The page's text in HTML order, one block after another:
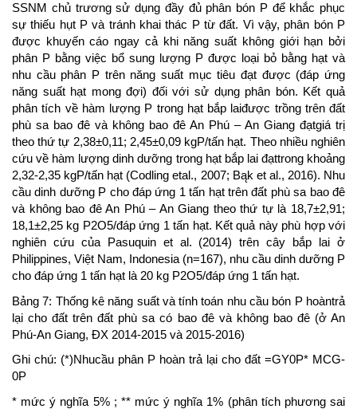
SSNM chủ trương sử dụng đầy đủ phân bón P để khắc phục
sự thiếu hụt P và tránh khai thác P từ đất. Vì vậy, phân bón P
được khuyến cáo ngay cả khi năng suất không giới hạn bởi
phân P bằng việc bổ sung lượng P được loại bỏ bằng hạt và
nhu cầu phân P trên năng suất mục tiêu đạt được (đáp ứng
năng suất hạt mong đợi) đối với sử dụng phân bón. Kết quả
phân tích về hàm lượng P trong hạt bắp laiđược trồng trên đất
phù sa bao đê và không bao đê An Phú – An Giang đạtgiá trị
theo thứ tự 2,38±0,11; 2,45±0,09 kgP/tấn hạt. Theo nhiều nghiên
cứu về hàm lượng dinh dưỡng trong hạt bắp lai đạttrong khoảng
2,32-2,35 kgP/tấn hạt (Codling etal., 2007; Bąk et al., 2016). Nhu
cầu dinh dưỡng P cho đáp ứng 1 tấn hạt trên đất phù sa bao đê
và không bao đê An Phú – An Giang theo thứ tự là 18,7±2,91;
18,1±2,25 kg P2O5/đáp ứng 1 tấn hạt. Kết quả này phù hợp với
nghiên cứu của Pasuquin et al. (2014) trên cây bắp lai ở
Philippines, Việt Nam, Indonesia (n=167), nhu cầu dinh dưỡng P
cho đáp ứng 1 tấn hạt là 20 kg P2O5/đáp ứng 1 tấn hạt.
Bảng 7: Thống kê năng suất và tính toán nhu cầu bón P hoàntrả
lại cho đất trên đất phù sa có bao đê và không bao đê (ở An
Phú-An Giang, ĐX 2014-2015 và 2015-2016)
Ghi chú: (*)Nhucầu phân P hoàn trả lại cho đất =GY0P* MCG-
0P
* mức ý nghĩa 5% ; ** mức ý nghĩa 1% (phân tích phương sai